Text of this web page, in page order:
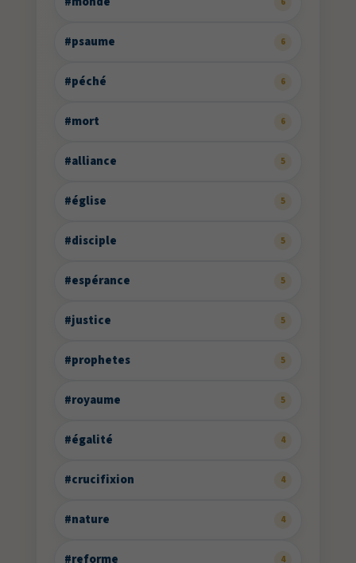
#psaume 6
#péché 6
#mort 6
#alliance 5
#église 5
#disciple 5
#espérance 5
#justice 5
#prophetes 5
#royaume 5
#égalité 4
#crucifixion 4
#nature 4
4